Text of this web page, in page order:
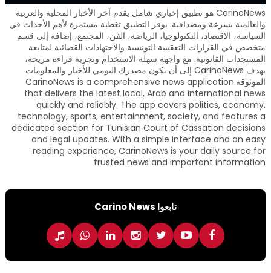
CarinoNews هو تطبيق إخباري شامل يقدم آخر الأخبار المحلية والعربية
والعالمية بسرعة ومصداقية. يوفر التطبيق تغطية مستمرة لأهم الأحداث في
السياسة، الاقتصاد، التكنولوجيا، الرياضة، الفن، المجتمع، إضافة إلى قسم
متخصص في القرارات التعقيبية التونسية والاجتهادات القضائية لمتابعة
المستجدات القانونية. مع واجهة سهلة الاستخدام وتجربة قراءة مريحة،
يهدف CarinoNews إلى أن يكون مصدرك اليومي للأخبار والمعلومات
الموثوقة.CarinoNews is a comprehensive news application
that delivers the latest local, Arab and international news
quickly and reliably. The app covers politics, economy,
technology, sports, entertainment, society, and features a
dedicated section for Tunisian Court of Cassation decisions
and legal updates. With a simple interface and an easy
reading experience, CarinoNews is your daily source for
trusted news and important information.
تابعوا Carino News